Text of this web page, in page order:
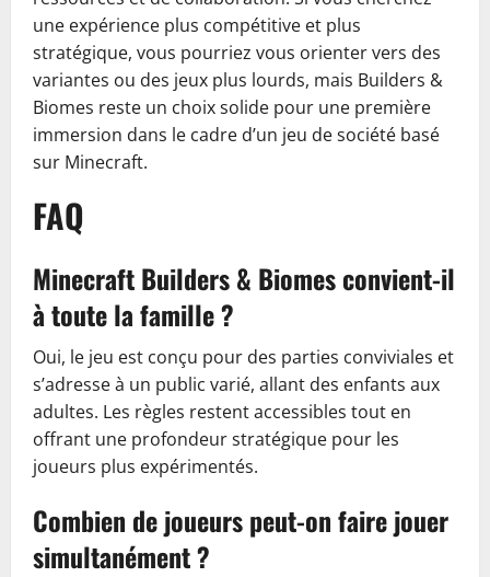
une expérience plus compétitive et plus
stratégique, vous pourriez vous orienter vers des
variantes ou des jeux plus lourds, mais Builders &
Biomes reste un choix solide pour une première
immersion dans le cadre d’un jeu de société basé
sur Minecraft.
FAQ
Minecraft Builders & Biomes convient-il
à toute la famille ?
Oui, le jeu est conçu pour des parties conviviales et
s’adresse à un public varié, allant des enfants aux
adultes. Les règles restent accessibles tout en
offrant une profondeur stratégique pour les
joueurs plus expérimentés.
Combien de joueurs peut-on faire jouer
simultanément ?